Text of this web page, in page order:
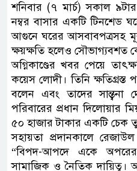
শনিবার (৭ মার্চ) সকাল
নম্বর বাসার একটি টিনশেড
আগুনে ঘরের আসবাবপত্রসহ
ক্ষয়ক্ষতি হলেও সৌভাগ্যবশত
অগ্নিকাণ্ডের খবর পেয়ে
কয়েস লোদী। তিনি ক্ষতিগ্রস্ত
বলেন এবং তাদের সান্ত্বনা
পরিবারের প্রধান দিলোয়ার
৫০ হাজার টাকার একটি চেক
সহায়তা প্রদানকালে
“বিপদ-আপদে একে
সামাজিক ও নৈতিক